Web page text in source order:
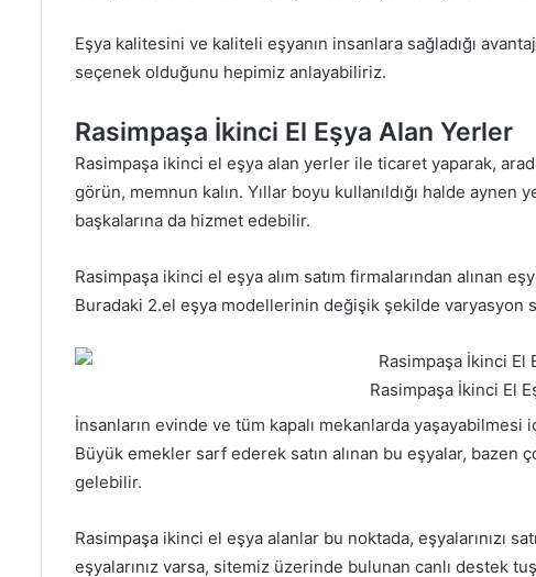
Eşya kalitesini ve kaliteli eşyanın insanlara sağladığı
seçenek olduğunu hepimiz anlayabiliriz.
Rasimpaşa İkinci El Eşya Alan Yerler
Rasimpaşa ikinci el eşya alan yerler ile ticaret yaparak,
görün, memnun kalın. Yıllar boyu kullanıldığı halde
başkalarına da hizmet edebilir.
Rasimpaşa ikinci el eşya alım satım firmalarından alınan
Buradaki 2.el eşya modellerinin değişik şekilde varyasyon
Rasimpaşa İkinci El
İnsanların evinde ve tüm kapalı mekanlarda yaşayabilmesi
Büyük emekler sarf ederek satın alınan bu eşyalar, bazen
gelebilir.
Rasimpaşa ikinci el eşya alanlar bu noktada, eşyalarınızı
eşyalarınız varsa, sitemiz üzerinde bulunan canlı destek